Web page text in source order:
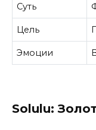
Суть
Цель
Эмоции
Solulu: